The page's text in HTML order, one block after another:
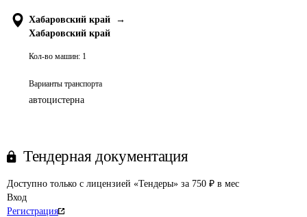
Хабаровский край
→
Хабаровский край
Кол-во машин: 1
Варианты транспорта
автоцистерна
Тендерная документация
Доступно только с лицензией «Тендеры» за 750 ₽ в мес
Вход
Регистрация